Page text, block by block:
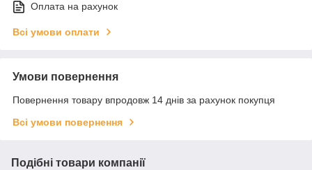
Оплата на рахунок
Всі умови оплати
Умови повернення
Повернення товару впродовж 14 днів за рахунок покупця
Всі умови повернення
Подібні товари компанії